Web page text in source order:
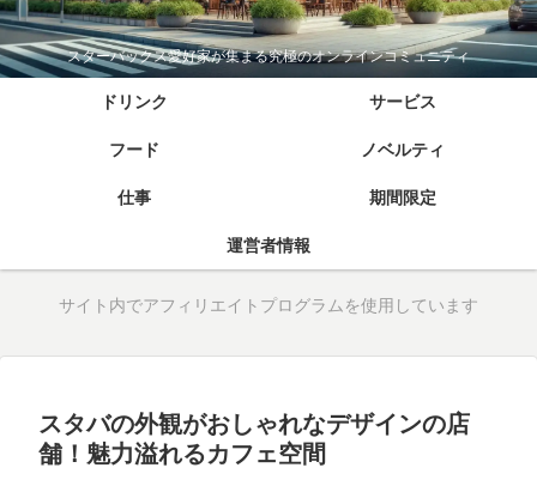
スターバックス愛好家が集まる究極のオンラインコミュニティ
ドリンク サービス
フード ノベルティ
仕事 期間限定
運営者情報
サイト内でアフィリエイトプログラムを使用しています
スタバの外観がおしゃれなデザインの店
舗！魅力溢れるカフェ空間